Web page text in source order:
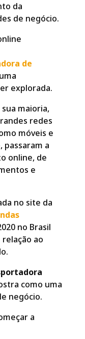
da
de negócio.
de
explorada.
maioria,
redes
móveis e
a
online, de
e
no site da
no Brasil
ao
como uma
negócio.
a